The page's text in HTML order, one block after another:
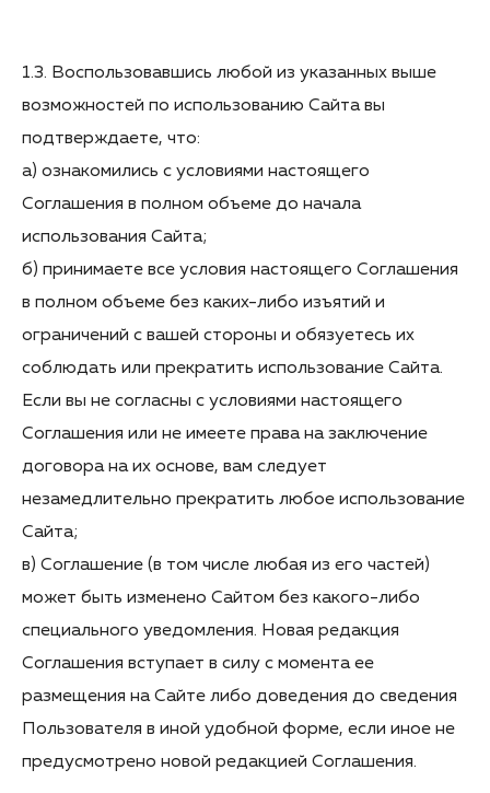
1.3. Воспользовавшись любой из указанных выше
возможностей по использованию Сайта вы
подтверждаете, что:
а) ознакомились с условиями настоящего
Соглашения в полном объеме до начала
использования Сайта;
б) принимаете все условия настоящего Соглашения
в полном объеме без каких-либо изъятий и
ограничений с вашей стороны и обязуетесь их
соблюдать или прекратить использование Сайта.
Если вы не согласны с условиями настоящего
Соглашения или не имеете права на заключение
договора на их основе, вам следует
незамедлительно прекратить любое использование
Сайта;
в) Соглашение (в том числе любая из его частей)
может быть изменено Сайтом без какого-либо
специального уведомления. Новая редакция
Соглашения вступает в силу с момента ее
размещения на Сайте либо доведения до сведения
Пользователя в иной удобной форме, если иное не
предусмотрено новой редакцией Соглашения.